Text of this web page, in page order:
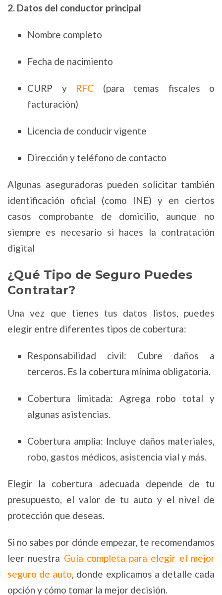
2. Datos del conductor principal
Nombre completo
Fecha de nacimiento
CURP y RFC (para temas fiscales o
facturación)
Licencia de conducir vigente
Dirección y teléfono de contacto
Algunas aseguradoras pueden solicitar también
identificación oficial (como INE) y en ciertos
casos comprobante de domicilio, aunque no
siempre es necesario si haces la contratación
digital
¿Qué Tipo de Seguro Puedes
Contratar?
Una vez que tienes tus datos listos, puedes
elegir entre diferentes tipos de cobertura:
Responsabilidad civil: Cubre daños a
terceros. Es la cobertura mínima obligatoria.
Cobertura limitada: Agrega robo total y
algunas asistencias.
Cobertura amplia: Incluye daños materiales,
robo, gastos médicos, asistencia vial y más.
Elegir la cobertura adecuada depende de tu
presupuesto, el valor de tu auto y el nivel de
protección que deseas.
Si no sabes por dónde empezar, te recomendamos
leer nuestra Guía completa para elegir el mejor
seguro de auto, donde explicamos a detalle cada
opción y cómo tomar la mejor decisión.